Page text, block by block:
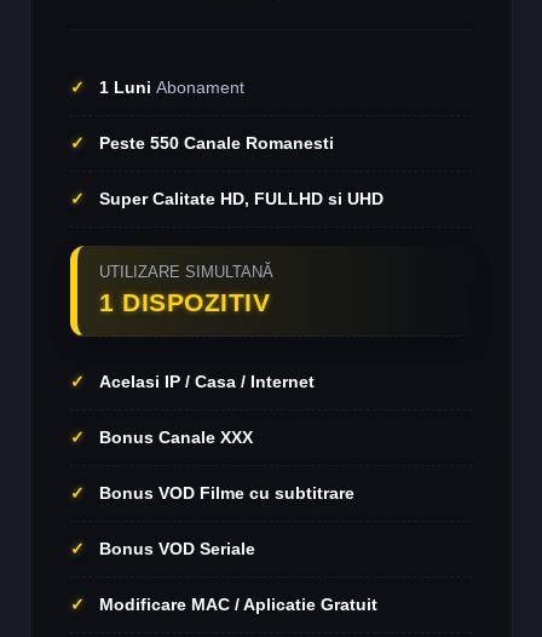
1 Luni Abonament
Peste 550 Canale Romanesti
Super Calitate HD, FULLHD si UHD
UTILIZARE SIMULTANĂ
1 DISPOZITIV
Acelasi IP / Casa / Internet
Bonus Canale XXX
Bonus VOD Filme cu subtitrare
Bonus VOD Seriale
Modificare MAC / Aplicatie Gratuit